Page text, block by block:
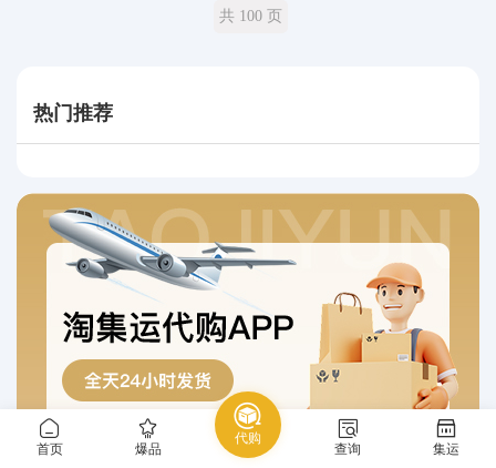
首页 爆品
代购
查询 集运
共 100 页
热门推荐